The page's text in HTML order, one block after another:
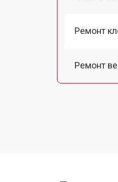
Ремонт
Ремонт